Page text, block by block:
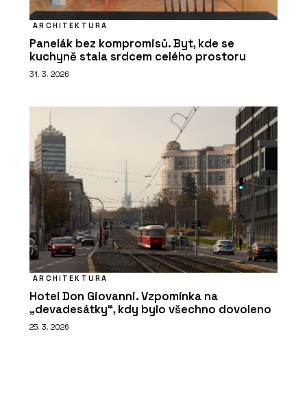
ARCHITEKTURA
Panelák bez kompromisů. Byt, kde se
kuchyně stala srdcem celého prostoru
31. 3. 2026
ARCHITEKTURA
Hotel Don Giovanni. Vzpomínka na
„devadesátky“, kdy bylo všechno dovoleno
25. 3. 2026